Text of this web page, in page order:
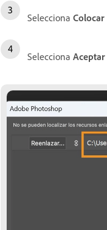
Selecciona Colocar
Selecciona Aceptar